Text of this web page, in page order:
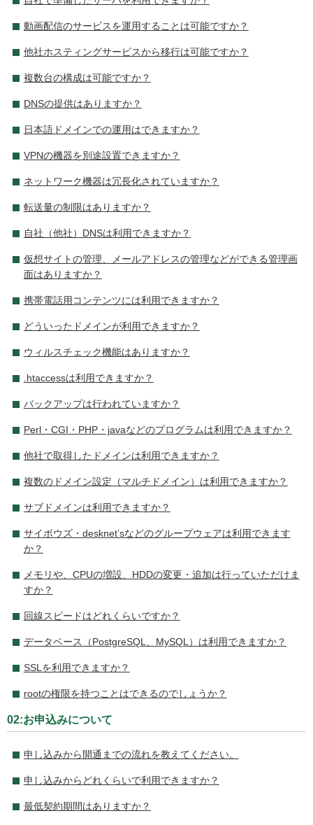
動画配信のサービスを運用することは可能ですか？
他社ホスティングサービスから移行は可能ですか？
複数台の構成は可能ですか？
DNSの提供はありますか？
日本語ドメインでの運用はできますか？
VPNの機器を別途設置できますか？
ネットワーク機器は冗長化されていますか？
転送量の制限はありますか？
自社（他社）DNSは利用できますか？
仮想サイトの管理、メールアドレスの管理などができる管理画
面はありますか？
携帯電話用コンテンツには利用できますか？
どういったドメインが利用できますか？
ウィルスチェック機能はありますか？
.htaccessは利用できますか？
バックアップは行われていますか？
Perl・CGI・PHP・javaなどのプログラムは利用できますか？
他社で取得したドメインは利用できますか？
複数のドメイン設定（マルチドメイン）は利用できますか？
サブドメインは利用できますか？
サイボウズ・desknet’sなどのグループウェアは利用できます
か？
メモリや、CPUの増設、HDDの変更・追加は行っていただけま
すか？
回線スピードはどれくらいですか？
データベース（PostgreSQL、MySQL）は利用できますか？
SSLを利用できますか？
rootの権限を持つことはできるのでしょうか？
02:お申込みについて
申し込みから開通までの流れを教えてください。
申し込みからどれくらいで利用できますか？
最低契約期間はありますか？